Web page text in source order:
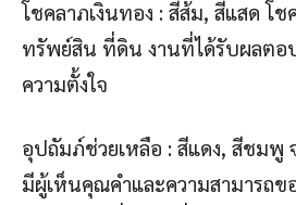
โชคลาภเงินทอง : สีส้ม, สีแสด โช
ทรัพย์สิน ที่ดิน งานที่ได้รับผลต
ความตั้งใจ
อุปถัมภ์ช่วยเหลือ : สีแดง, สีชมพู
มีผู้เห็นคุณคำและความสามารถข